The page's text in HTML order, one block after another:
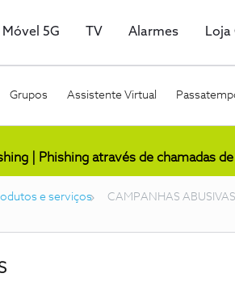
Móvel 5G TV Alarmes Loja
Grupos Assistente Virtual
| Phishing através de chamadas
e serviços CAMPANHAS ABUSIVAS